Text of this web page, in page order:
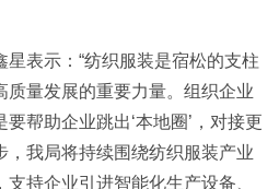
表示：“纺织服装是宿松的支柱
质量发展的重要力量。组织企业
帮助企业跳出‘本地圈’，对接更
，我局将持续围绕纺织服装产业
持企业引进智能化生产设备、